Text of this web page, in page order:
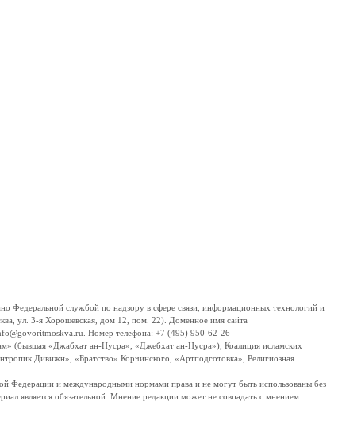
службой по надзору в сфере связи, информационных технологий и
ул. 3-я Хорошевская, дом 12, пом. 22). Доменное имя сайта
Номер телефона: +7 (495) 950-62-26
(бывшая «Джабхат ан-Нусра», «Джебхат ан-Нусра»), Коалиция исламских
Дивижн», «Братство» Корчинского, «Артподготовка», Религиозная
Федерации и международными нормами права и не могут быть использованы без
является обязательной. Мнение редакции может не совпадать с мнением